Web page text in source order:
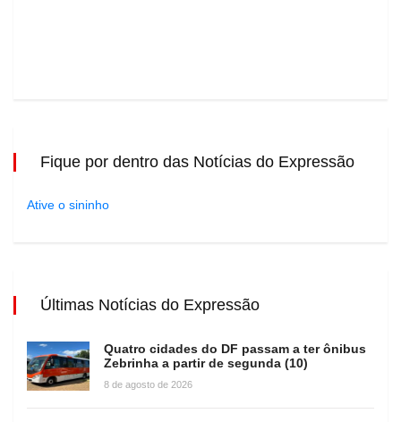
Fique por dentro das Notícias do Expressão
Ative o sininho
Últimas Notícias do Expressão
Quatro cidades do DF passam a ter ônibus
Zebrinha a partir de segunda (10)
8 de agosto de 2026